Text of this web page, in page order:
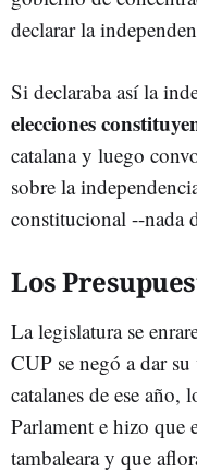
declarar la
Si declaraba así la
elecciones
catalana y luego
sobre la
constitucional --nada
Los
La legislatura se
CUP se negó a dar
catalanes de ese
Parlament e hizo que
tambaleara y que